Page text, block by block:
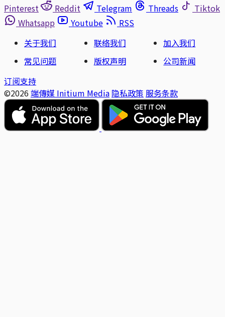
Pinterest
Reddit Telegram Threads
Tiktok
Whatsapp
Youtube
RSS
关于我们
联络我们
加入我们
常见问题
版权声明
公司新闻
订阅支持
©2026 端傳媒 Initium Media 隐私政策 服务条款